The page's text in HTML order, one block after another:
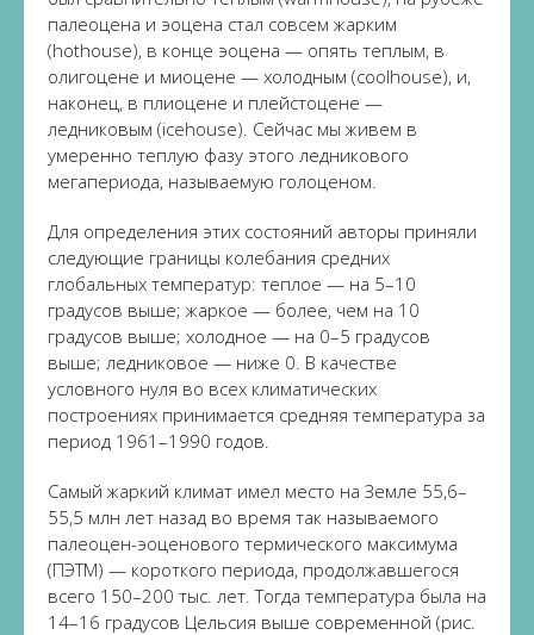
палеоцена и эоцена стал совсем жарким
(hothouse), в конце эоцена — опять теплым, в
олигоцене и миоцене — холодным (coolhouse), и,
наконец, в плиоцене и плейстоцене —
ледниковым (icehouse). Сейчас мы живем в
умеренно теплую фазу этого ледникового
мегапериода, называемую голоценом.
Для определения этих состояний авторы приняли
следующие границы колебания средних
глобальных температур: теплое — на 5–10
градусов выше; жаркое — более, чем на 10
градусов выше; холодное — на 0–5 градусов
выше; ледниковое — ниже 0. В качестве
условного нуля во всех климатических
построениях принимается средняя температура за
период 1961–1990 годов.
Самый жаркий климат имел место на Земле 55,6–
55,5 млн лет назад во время так называемого
палеоцен-эоценового термического максимума
(ПЭТМ) — короткого периода, продолжавшегося
всего 150–200 тыс. лет. Тогда температура была на
14–16 градусов Цельсия выше современной (рис.